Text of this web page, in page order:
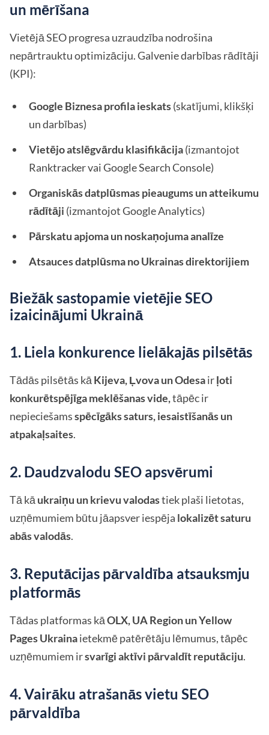
un mērīšana
Vietējā SEO progresa uzraudzība nodrošina
nepārtrauktu optimizāciju. Galvenie darbības rādītāji
(KPI):
Google Biznesa profila ieskats(skatījumi, klikšķi
un darbības)
Vietējo atslēgvārdu klasifikācija(izmantojot
Ranktracker vai Google Search Console)
Organiskās datplūsmas pieaugums un atteikumu
rādītāji (izmantojot Google Analytics)
Pārskatu apjoma un noskaņojuma analīze
Atsauces datplūsma no Ukrainas direktorijiem
Biežāk sastopamie vietējie SEO
izaicinājumi Ukrainā
1. Liela konkurence lielākajās pilsētās
Tādās pilsētās kā Kijeva, Ļvova un Odesairļoti
konkurētspējīga meklēšanas vide,tāpēc ir
nepieciešamsspēcīgāks saturs, iesaistīšanās un
atpakaļsaites.
2. Daudzvalodu SEO apsvērumi
Tā kā ukraiņu un krievu valodastiek plaši lietotas,
uzņēmumiem būtu jāapsver iespēja lokalizēt saturu
abās valodās.
3. Reputācijas pārvaldība atsauksmju
platformās
Tādas platformas kāOLX, UA Region un Yellow
Pages Ukrainaietekmē patērētāju lēmumus, tāpēc
uzņēmumiem irsvarīgi aktīvi pārvaldīt reputāciju.
4. Vairāku atrašanās vietu SEO
pārvaldība